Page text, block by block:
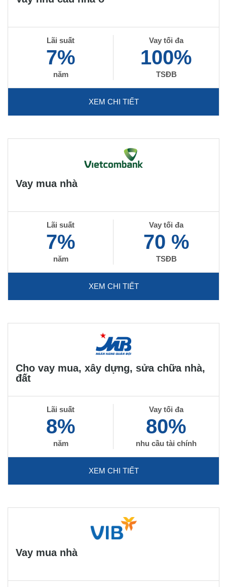
Lãi suất
7%
năm
Vay tối đa
100%
TSĐB
XEM CHI TIẾT
Vay mua nhà
Lãi suất
7%
năm
Vay tối đa
70 %
TSĐB
XEM CHI TIẾT
Cho vay mua, xây dựng, sửa chữa nhà,
đất
Lãi suất
8%
năm
Vay tối đa
80%
nhu cầu tài chính
XEM CHI TIẾT
Vay mua nhà